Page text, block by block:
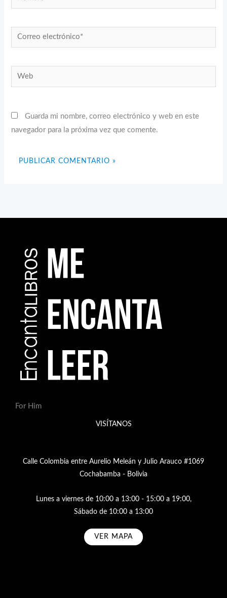
Correo
electrónico*
Web
Guarda mi nombre, correo electrónico y web en este
navegador para la próxima vez que comente.
For Him
VISÍTANOS
Calle Colombia entre Aurelio Meleán y Julio Arauco #1069
Cochabamba - Bolivia
Lunes a viernes de 10:00 a 13:00 - 15:00 a 19:00,
Sábado de 10:00 a 13:00
VER MAPA